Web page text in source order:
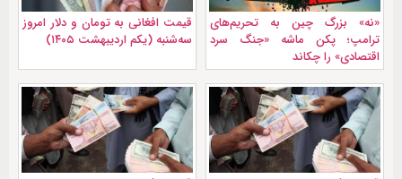
«نه» بزرگ چین به تحریم‌های
ترامپ؛ پکن ماشه «جنگ سرد
اقتصادی» را چکاند
قیمت افغانی به تومان و دلار امروز
سه‌شنبه (یکم اردیبهشت ۱۴۰۵)